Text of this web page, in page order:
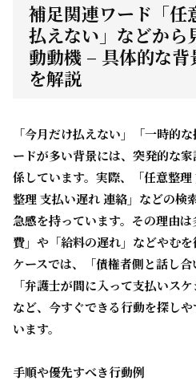
補足関連ワード「任
払えない」などから
動動機 – 具体的な
を解説
「今月だけ払えない」「一時的
ードが多い背景には、突発的な
係しています。実際、「任意整
整理 支払い遅れ 連絡」などの検
急感を持っています。その理由は
費」や「給料の遅れ」などやむ
ケースでは、「債権者側と話し合
「弁護士が間に入って支払いス
など、今すぐできる行動を探し
います。
手順や優先すべき行動例